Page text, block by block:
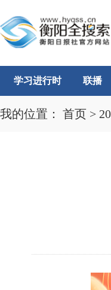
学习进行时 联播
我的位置： 首页 >